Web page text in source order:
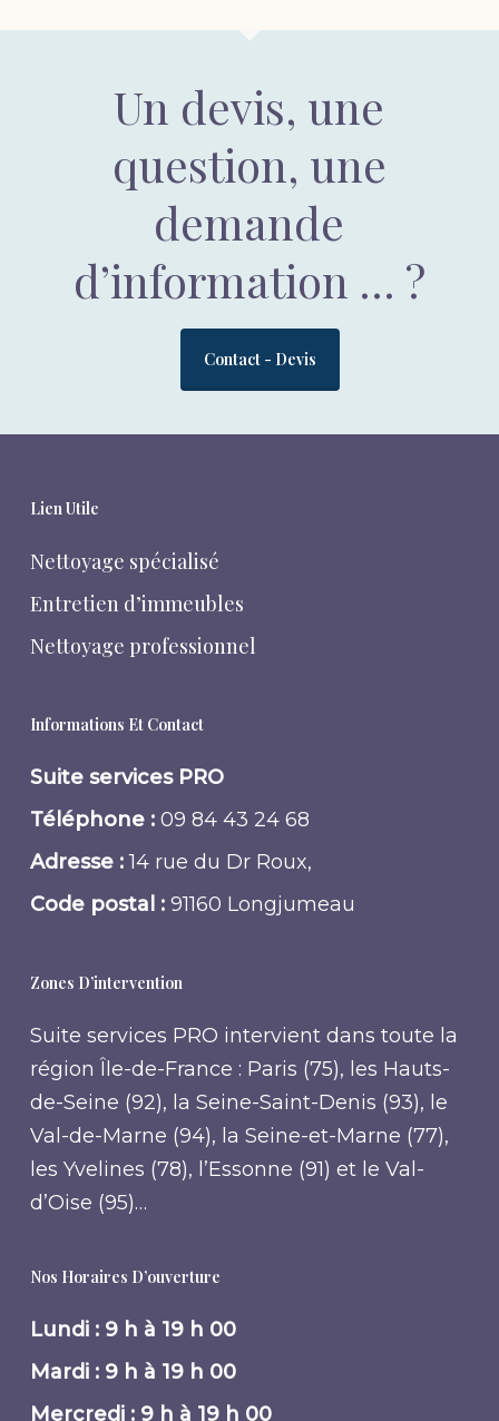
Un devis, une
question, une
demande
d’information … ?
Contact - Devis
Lien Utile
Nettoyage spécialisé
Entretien d’immeubles
Nettoyage professionnel
Informations Et Contact
Suite services PRO
Téléphone :09 84 43 24 68
Adresse :14 rue du Dr Roux,
Code postal : 91160 Longjumeau
Zones D’intervention
Suite services PRO intervient dans toute la
région Île-de-France : Paris (75), les Hauts-
de-Seine (92), la Seine-Saint-Denis (93), le
Val-de-Marne (94), la Seine-et-Marne (77),
les Yvelines (78), l’Essonne (91) et le Val-
d’Oise (95)…
Nos Horaires D’ouverture
Lundi : 9 h à 19 h 00
Mardi : 9 h à 19 h 00
Mercredi : 9 h à 19 h 00